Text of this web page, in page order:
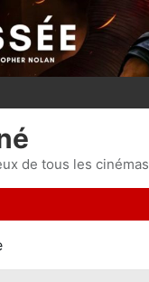
de tous les cinémas